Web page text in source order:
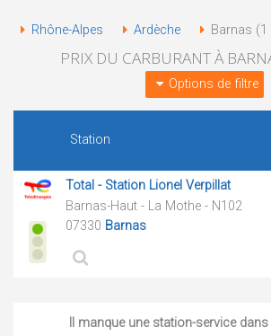
Rhône-Alpes Ardèche Barnas
PRIX DU CARBURANT À
Options de filtre
Station
Total - Station Lionel Verpillat
Barnas-Haut - La Mothe - N102
07330 Barnas
Il manque une station-service